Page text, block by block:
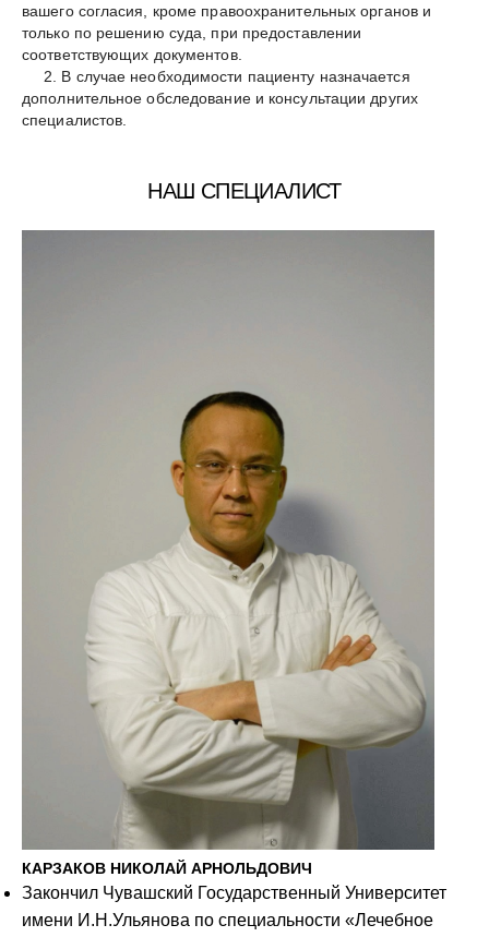
вашего согласия, кроме правоохранительных органов и
только по решению суда, при предоставлении
соответствующих документов.
2. В случае необходимости пациенту назначается
дополнительное обследование и консультации других
специалистов.
НАШ СПЕЦИАЛИСТ
КАРЗАКОВ НИКОЛАЙ АРНОЛЬДОВИЧ
Закончил Чувашский Государственный Университет
имени И.Н.Ульянова по специальности «Лечебное